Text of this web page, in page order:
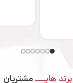
برند هایــــمشتریان